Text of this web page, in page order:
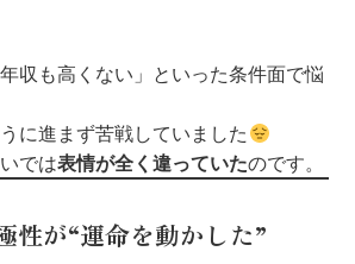
収も高くない」といった条件面で悩
に進まず苦戦していました
では表情が全く違っていたのです。
性が“運命を動かした”